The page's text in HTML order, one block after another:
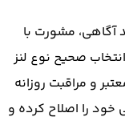
آگاهی، مشورت با
صحیح نوع لنز
و مراقبت روزانه
خود را اصلاح کرده و